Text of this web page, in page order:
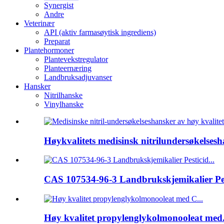
Synergist
Andre
Veterinær
API (aktiv farmasøytisk ingrediens)
Preparat
Plantehormoner
Plantevekstregulator
Planteernæring
Landbruksadjuvanser
Hansker
Nitrilhanske
Vinylhanske
Høykvalitets medisinsk
CAS 107534-96-3 Landbrukskjemikalier
Høy kvalitet propylenglykolmonooleat